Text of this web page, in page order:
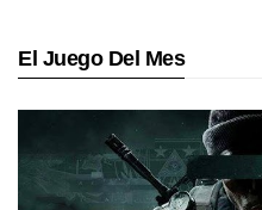
El Juego Del Mes